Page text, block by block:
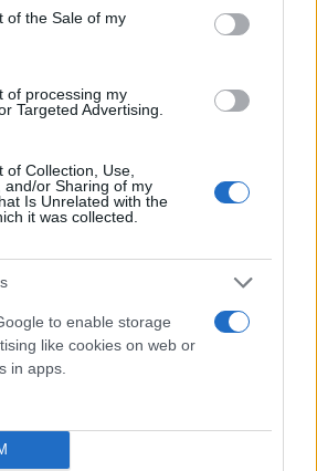
of the Sale of my
of processing my
Targeted Advertising.
of Collection, Use,
and/or Sharing of my
Is Unrelated with the
it was collected.
to enable storage
like cookies on web or
in apps.
συμπλήρωσε ο Πεπ